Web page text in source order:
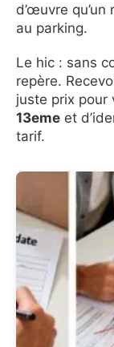
d’œuvre
au parking.
Le hic : sans
repère.
juste prix pour
13eme et
tarif.